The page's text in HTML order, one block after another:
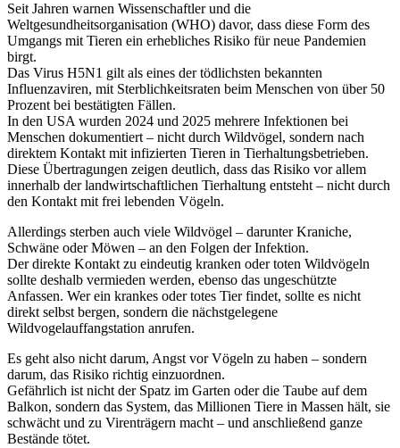
Seit Jahren warnen Wissenschaftler und die
Weltgesundheitsorganisation (WHO) davor, dass diese Form des
Umgangs mit Tieren ein erhebliches Risiko für neue Pandemien
birgt.
Das Virus H5N1 gilt als eines der tödlichsten bekannten
Influenzaviren, mit Sterblichkeitsraten beim Menschen von über 50
Prozent bei bestätigten Fällen.
In den USA wurden 2024 und 2025 mehrere Infektionen bei
Menschen dokumentiert – nicht durch Wildvögel, sondern nach
direktem Kontakt mit infizierten Tieren in Tierhaltungsbetrieben.
Diese Übertragungen zeigen deutlich, dass das Risiko vor allem
innerhalb der landwirtschaftlichen Tierhaltung entsteht – nicht durch
den Kontakt mit frei lebenden Vögeln.
Allerdings sterben auch viele Wildvögel – darunter Kraniche,
Schwäne oder Möwen – an den Folgen der Infektion.
Der direkte Kontakt zu eindeutig kranken oder toten Wildvögeln
sollte deshalb vermieden werden, ebenso das ungeschützte
Anfassen. Wer ein krankes oder totes Tier findet, sollte es nicht
direkt selbst bergen, sondern die nächstgelegene
Wildvogelauffangstation anrufen.
Es geht also nicht darum, Angst vor Vögeln zu haben – sondern
darum, das Risiko richtig einzuordnen.
Gefährlich ist nicht der Spatz im Garten oder die Taube auf dem
Balkon, sondern das System, das Millionen Tiere in Massen hält, sie
schwächt und zu Virenträgern macht – und anschließend ganze
Bestände tötet.